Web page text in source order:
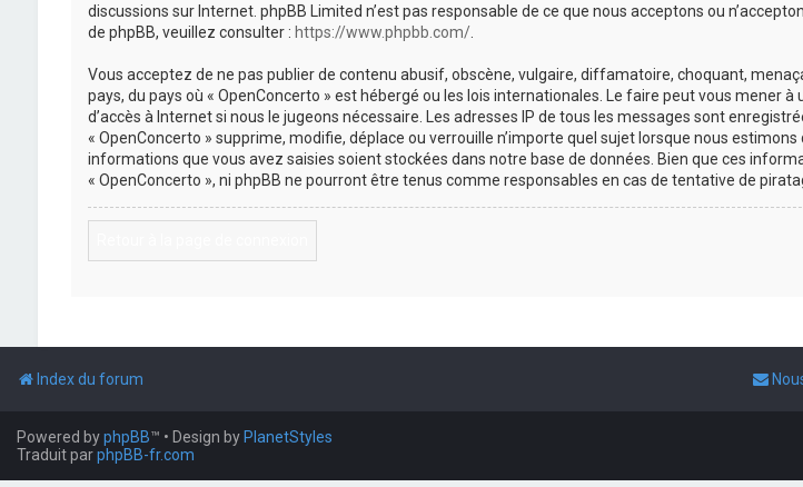
discussions sur Internet. phpBB Limited n’est pas responsable de ce que nous acceptons ou
de phpBB, veuillez consulter : https://www.phpbb.com/.
Vous acceptez de ne pas publier de contenu abusif, obscène, vulgaire, diffamatoire, choquant,
pays, du pays où « OpenConcerto » est hébergé ou les lois internationales. Le faire peut vous
d’accès à Internet si nous le jugeons nécessaire. Les adresses IP de tous les messages sont
« OpenConcerto » supprime, modifie, déplace ou verrouille n’importe quel sujet lorsque nous
informations que vous avez saisies soient stockées dans notre base de données. Bien que ces
« OpenConcerto », ni phpBB ne pourront être tenus comme responsables en cas de tentative de
Index du forum
Powered byphpBB™ • Design by PlanetStyles
Traduit parphpBB-fr.com